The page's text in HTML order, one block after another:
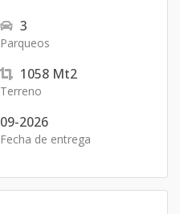
3
Parqueos
1058 Mt2
Terreno
09-2026
Fecha de entrega